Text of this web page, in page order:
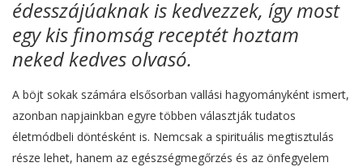
édesszájúaknak is kedvezzek, így most
egy kis finomság receptét hoztam
neked kedves olvasó.
A böjt sokak számára elsősorban vallási hagyományként ismert,
azonban napjainkban egyre többen választják tudatos
életmódbeli döntésként is. Nemcsak a spirituális megtisztulás
része lehet, hanem az egészségmegőrzés és az önfegyelem